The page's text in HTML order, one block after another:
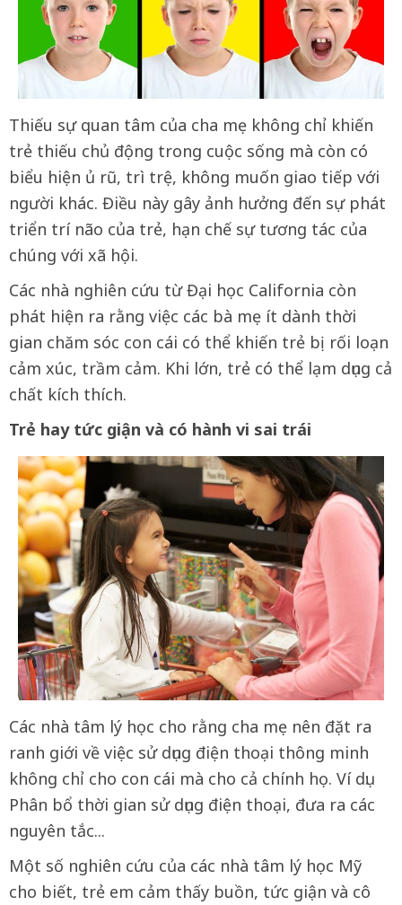
Thiếu sự quan tâm của cha mẹ không chỉ khiến
trẻ thiếu chủ động trong cuộc sống mà còn có
biểu hiện ủ rũ, trì trệ, không muốn giao tiếp với
người khác. Điều này gây ảnh hưởng đến sự phát
triển trí não của trẻ, hạn chế sự tương tác của
chúng với xã hội.
Các nhà nghiên cứu từ Đại học California còn
phát hiện ra rằng việc các bà mẹ ít dành thời
gian chăm sóc con cái có thể khiến trẻ bị rối loạn
cảm xúc, trầm cảm. Khi lớn, trẻ có thể lạm dụng cả
chất kích thích.
Trẻ hay tức giận và có hành vi sai trái
Các nhà tâm lý học cho rằng cha mẹ nên đặt ra
ranh giới về việc sử dụng điện thoại thông minh
không chỉ cho con cái mà cho cả chính họ. Ví dụ:
Phân bổ thời gian sử dụng điện thoại, đưa ra các
nguyên tắc...
Một số nghiên cứu của các nhà tâm lý học Mỹ
cho biết, trẻ em cảm thấy buồn, tức giận và cô